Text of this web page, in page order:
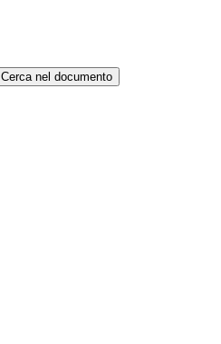
Cerca nel documento